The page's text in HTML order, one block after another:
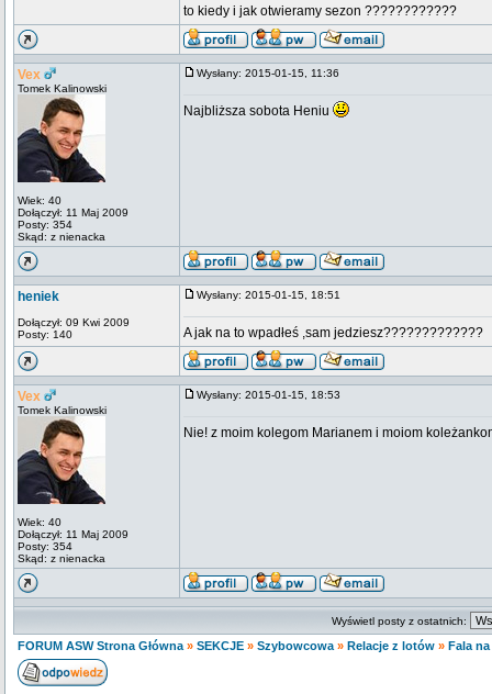
to kiedy i jak otwieramy sezon ????????????
Vex
Tomek Kalinowski
Wiek: 40
Dołączył: 11 Maj 2009
Posty: 354
Skąd: z nienacka
Wysłany: 2015-01-15, 11:36
Najbliższa sobota Heniu
heniek
Dołączył: 09 Kwi 2009
Posty: 140
Wysłany: 2015-01-15, 18:51
A jak na to wpadłeś ,sam jedziesz?????????????
Vex
Tomek Kalinowski
Wiek: 40
Dołączył: 11 Maj 2009
Posty: 354
Skąd: z nienacka
Wysłany: 2015-01-15, 18:53
Nie! z moim kolegom Marianem i moiom
Wyświetl posty z ostatnich:
FORUM ASW Strona Główna » SEKCJE » Szybowcowa » Relacje z lotów » Fala